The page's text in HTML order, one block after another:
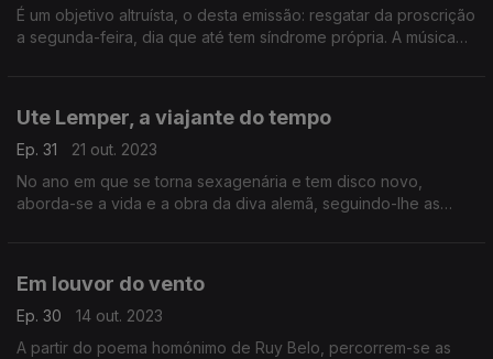
É um objetivo altruísta, o desta emissão: resgatar da proscrição
a segunda-feira, dia que até tem síndrome própria. A música
Ute Lemper, a viajante do tempo
Ep. 31
21 out. 2023
No ano em que se torna sexagenária e tem disco novo,
aborda-se a vida e a obra da diva alemã, seguindo-lhe as
Em louvor do vento
Ep. 30
14 out. 2023
A partir do poema homónimo de Ruy Belo, percorrem-se as